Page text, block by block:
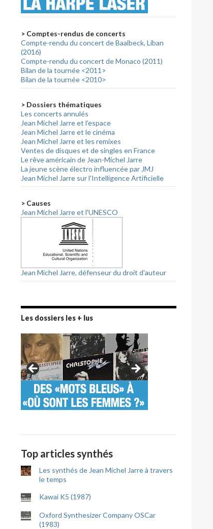
> Comptes-rendus de concerts
Compte-rendu du concert de Baalbeck, Liban
(2016)
Compte-rendu du concert de Monaco (2011)
Bilan de la tournée <2011>
Bilan de la tournée <2010>
> Dossiers thématiques
Les concerts annulés
Jean Michel Jarre et l'espace
Jean Michel Jarre et le cinéma
Jean Michel Jarre et les remixes
Ventes de disques et de singles en France
Le rêve américain de Jean-Michel Jarre
La jeune scène électro influencée par JMJ
Jean Michel Jarre sur l'Intelligence Artificielle
> Causes
Jean Michel Jarre et l'UNESCO
Jean Michel Jarre, défenseur du droit d'auteur
Les dossiers les + lus
Top articles synthés
Les synthés de Jean Michel Jarre à travers
le temps
Kawai K5 (1987)
Oxford Synthesizer Company OSCar
(1983)